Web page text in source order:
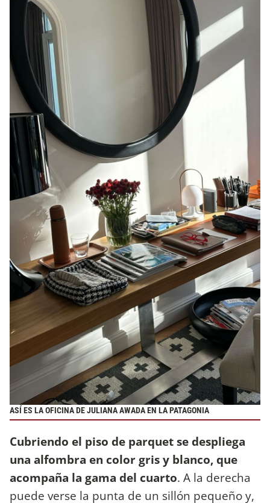
ASÍ ES LA OFICINA DE JULIANA AWADA EN LA PATAGONIA
Cubriendo el piso de parquet se despliega
una alfombra en color gris y blanco, que
acompaña la gama del cuarto. A la derecha
puede verse la punta de un sillón pequeño y,